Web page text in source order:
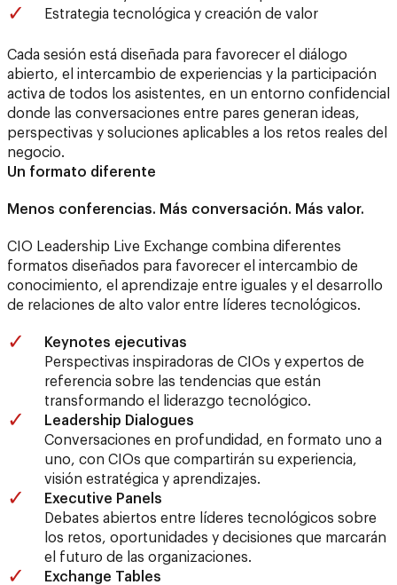
Estrategia tecnológica y creación de valor
Cada sesión está diseñada para favorecer el diálogo
abierto, el intercambio de experiencias y la participación
activa de todos los asistentes, en un entorno confidencial
donde las conversaciones entre pares generan ideas,
perspectivas y soluciones aplicables a los retos reales del
negocio.
Un formato diferente
Menos conferencias. Más conversación. Más valor.
CIO Leadership Live Exchange combina diferentes
formatos diseñados para favorecer el intercambio de
conocimiento, el aprendizaje entre iguales y el desarrollo
de relaciones de alto valor entre líderes tecnológicos.
Keynotes ejecutivas
Perspectivas inspiradoras de CIOs y expertos de
referencia sobre las tendencias que están
transformando el liderazgo tecnológico.
Leadership Dialogues
Conversaciones en profundidad, en formato uno a
uno, con CIOs que compartirán su experiencia,
visión estratégica y aprendizajes.
Executive Panels
Debates abiertos entre líderes tecnológicos sobre
los retos, oportunidades y decisiones que marcarán
el futuro de las organizaciones.
Exchange Tables